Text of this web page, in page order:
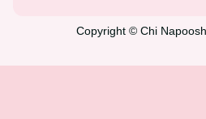
Copyright © Chi